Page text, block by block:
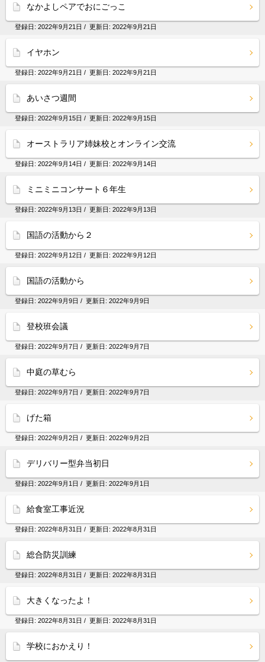
なかよしペアでおにごっこ
登録日: 2022年9月21日 / 更新日: 2022年9月21日
イヤホン
登録日: 2022年9月21日 / 更新日: 2022年9月21日
あいさつ週間
登録日: 2022年9月15日 / 更新日: 2022年9月15日
オーストラリア姉妹校とオンライン交流
登録日: 2022年9月14日 / 更新日: 2022年9月14日
ミニミニコンサート６年生
登録日: 2022年9月13日 / 更新日: 2022年9月13日
国語の活動から２
登録日: 2022年9月12日 / 更新日: 2022年9月12日
国語の活動から
登録日: 2022年9月9日 / 更新日: 2022年9月9日
登校班会議
登録日: 2022年9月7日 / 更新日: 2022年9月7日
中庭の草むら
登録日: 2022年9月7日 / 更新日: 2022年9月7日
げた箱
登録日: 2022年9月2日 / 更新日: 2022年9月2日
デリバリー型弁当初日
登録日: 2022年9月1日 / 更新日: 2022年9月1日
給食室工事近況
登録日: 2022年8月31日 / 更新日: 2022年8月31日
総合防災訓練
登録日: 2022年8月31日 / 更新日: 2022年8月31日
大きくなったよ！
登録日: 2022年8月31日 / 更新日: 2022年8月31日
学校におかえり！